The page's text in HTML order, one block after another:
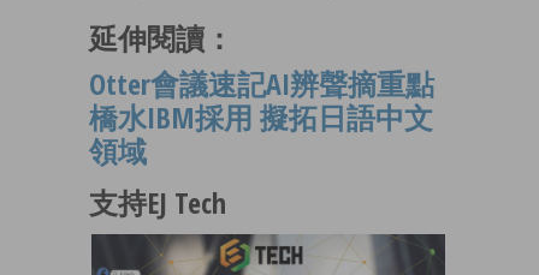
延伸閱讀：
Otter會議速記AI辨聲摘重點
橋水IBM採用 擬拓日語中文
領域
支持EJ Tech